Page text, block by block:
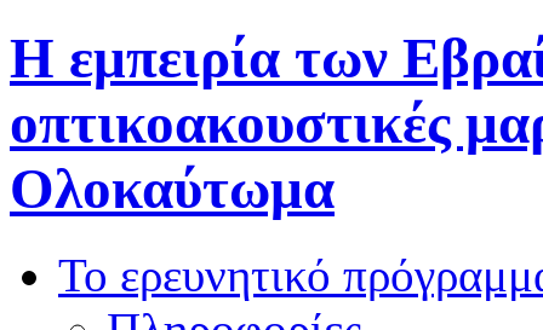
Η εμπειρία των
οπτικοακουστικές
Ολοκαύτωμα
Το ερευνητικό